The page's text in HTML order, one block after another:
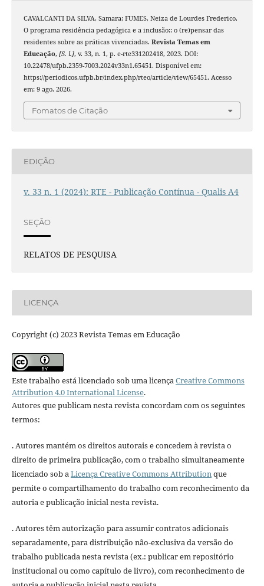
CAVALCANTI DA SILVA, Samara; FUMES, Neiza de Lourdes Frederico.
O programa residência pedagógica e a inclusão:: o (re)pensar das
residentes sobre as práticas vivenciadas. Revista Temas em
Educação, [S. l.], v. 33, n. 1, p. e-rte331202418, 2023. DOI:
10.22478/ufpb.2359-7003.2024v33n1.65451. Disponível em:
https://periodicos.ufpb.br/index.php/rteo/article/view/65451. Acesso
em: 9 ago. 2026.
Fomatos de Citação
EDIÇÃO
v. 33 n. 1 (2024): RTE - Publicação Contínua - Qualis A4
SEÇÃO
RELATOS DE PESQUISA
LICENÇA
Copyright (c) 2023 Revista Temas em Educação
Este trabalho está licenciado sob uma licençaCreative Commons
Attribution 4.0 International License.
Autores que publicam nesta revista concordam com os seguintes
termos:
. Autores mantém os direitos autorais e concedem à revista o
direito de primeira publicação, com o trabalho simultaneamente
licenciado sob aLicença Creative Commons Attributionque
permite o compartilhamento do trabalho com reconhecimento da
autoria e publicação inicial nesta revista.
. Autores têm autorização para assumir contratos adicionais
separadamente, para distribuição não-exclusiva da versão do
trabalho publicada nesta revista (ex.: publicar em repositório
institucional ou como capítulo de livro), com reconhecimento de